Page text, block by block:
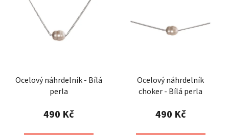
Ocelový náhrdelník - Bílá
perla
490 Kč
Ocelový náhrdelník
choker - Bílá perla
490 Kč